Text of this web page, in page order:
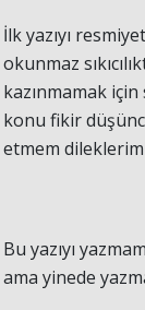
İlk yazıyı
okunmaz
kazınmamak
konu fikir
etmem
Bu yazıyı
ama yinede